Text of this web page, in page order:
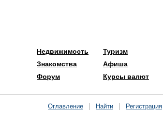
Недвижимость
Знакомства
Форум
Туризм
Афиша
Курсы валют
Оглавление Найти Регистрация